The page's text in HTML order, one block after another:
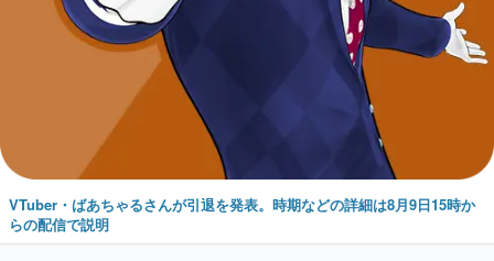
VTuber・ばあちゃるさんが引退を発表。時期などの詳細は8月9日15時か
らの配信で説明